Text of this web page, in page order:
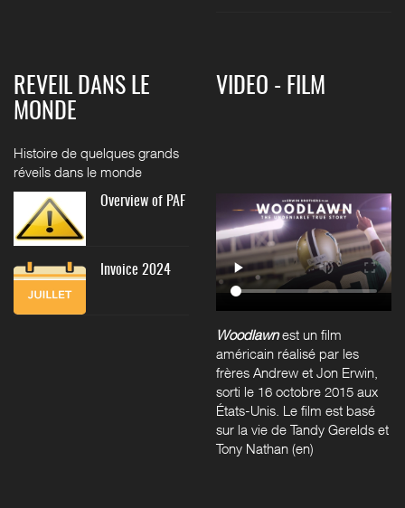
REVEIL DANS LE
MONDE
Histoire de quelques grands
réveils dans le monde
Overview of PAF
Invoice 2024
VIDEO - FILM
Woodlawnest un film
américain réalisé par les
frères Andrew et Jon Erwin
sorti le 16 octobre 2015 aux
États-Unis. Le film est basé
sur la vie de Tandy Gerelds et
Tony Nathan (en)